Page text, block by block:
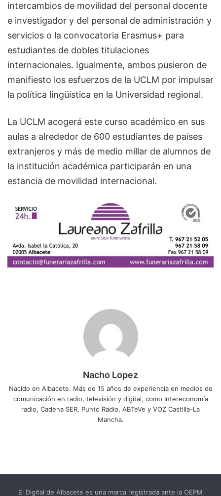
intercambios de movilidad del personal docente
e investigador y del personal de administración y
servicios o la convocatoria Erasmus+ para
estudiantes de dobles titulaciones
internacionales. Igualmente, ambos pusieron de
manifiesto los esfuerzos de la UCLM por impulsar
la política lingüística en la Universidad regional.
La UCLM acogerá este curso académico en sus
aulas a alrededor de 600 estudiantes de países
extranjeros y más de medio millar de alumnos de
la institución académica participarán en una
estancia de movilidad internacional.
Nacho Lopez
Nacido en Albacete. Más de 15 años de experiencia en medios de
comunicación en radio, televisión y digital, como Intereconomía
radio, Cadena SER, Punto Radio, ABTeVe y VOZ Castilla-La
Mancha.
El Digital de Albacete es una marca registrada ante la OEPM